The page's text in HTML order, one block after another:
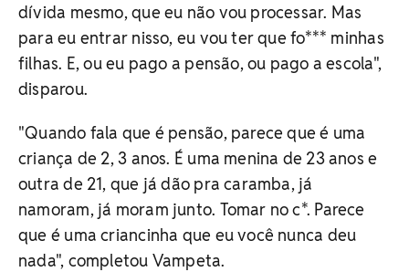
dívida mesmo, que eu não vou processar. Mas
para eu entrar nisso, eu vou ter que fo*** minhas
filhas. E, ou eu pago a pensão, ou pago a escola",
disparou.
"Quando fala que é pensão, parece que é uma
criança de 2, 3 anos. É uma menina de 23 anos e
outra de 21, que já dão pra caramba, já
namoram, já moram junto. Tomar no c*. Parece
que é uma criancinha que eu você nunca deu
nada", completou Vampeta.